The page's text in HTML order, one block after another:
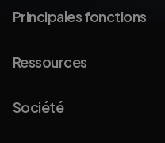
Principales fonctions
Ressources
Société